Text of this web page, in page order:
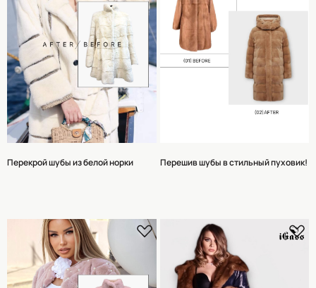
Перекрой шубы из белой норки Перешив шубы в стильный пуховик!